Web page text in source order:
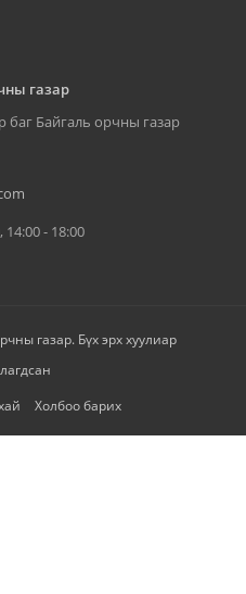
газар
баг Байгаль орчны газар
- 18:00
газар. Бүх эрх хуулиар
Холбоо барих